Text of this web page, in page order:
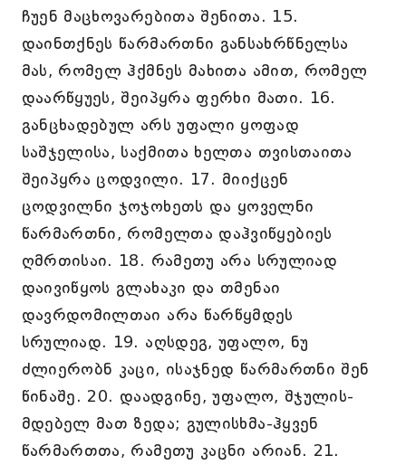
ჩუენ მაცხოვარებითა შენითა. 15.
დაინთქნეს წარმართნი განსახრწნელსა
მას, რომელ ჰქმნეს მახითა ამით, რომელ
დაარწყუეს, შეიპყრა ფერხი მათი. 16.
განცხადებულ არს უფალი ყოფად
საშჯელისა, საქმითა ხელთა თვისთაითა
შეიპყრა ცოდვილი. 17. მიიქცენ
ცოდვილნი ჯოჯოხეთს და ყოველნი
წარმართნი, რომელთა დაჰვიწყებიეს
ღმრთისაი. 18. რამეთუ არა სრულიად
დაივიწყოს გლახაკი და თმენაი
დავრდომილთაი არა წარწყმდეს
სრულიად. 19. აღსდეგ, უფალო, ნუ
ძლიერობნ კაცი, ისაჯნედ წარმართნი შენ
წინაშე. 20. დაადგინე, უფალო, შჯულის-
მდებელ მათ ზედა; გულისხმა-ჰყვენ
წარმართთა, რამეთუ კაცნი არიან. 21.